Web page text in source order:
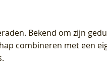
Bekend om zijn
combineren met een